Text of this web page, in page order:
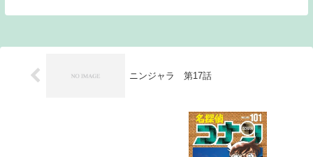
ろ 160: 6月10日(水) >>1 結末がわかってる
ニンジャラ 第17話